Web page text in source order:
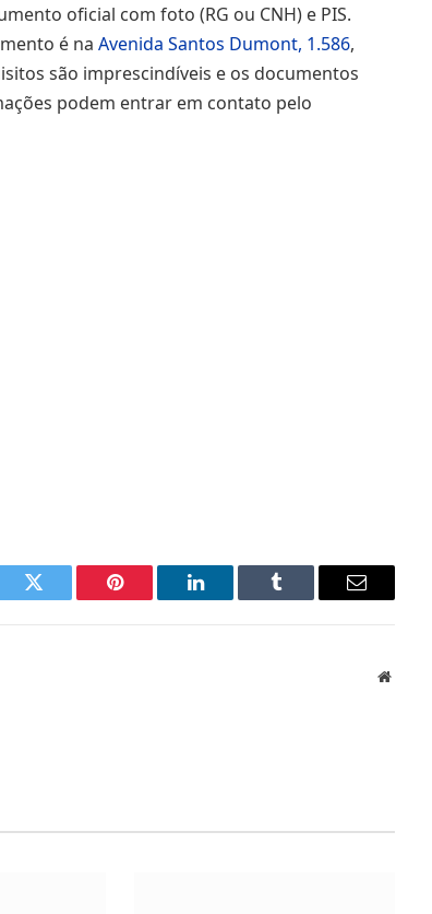
oficial com foto (RG ou CNH) e PIS.
é naAvenida Santos Dumont, 1.586,
são imprescindíveis e os documentos
podem entrar em contato pelo
Twitter Pinterest LinkedIn Tumblr Email
Website